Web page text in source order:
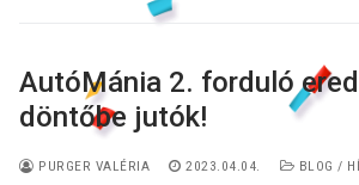
AutóMánia 2. forduló
döntőbe jutók!
PURGER VALÉRIA 2023.04.04. BLOG /